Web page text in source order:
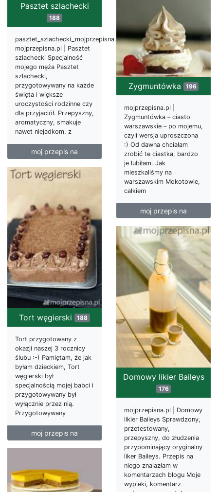
Pasztet szlachecki
188
pasztet_szlachecki_mojprzepisna.pl
mojprzepisna.pl | Pasztet
szlachecki Specjalność
mojego męża Pasztet
szlachecki,
przygotowywany na każde
święta i większe
uroczystości rodzinne czy
dla przyjaciół. Przepyszny,
aromatyczny, smakuje
nawet niejadkom, z
moj przepis na
Zygmuntówka 196
mojprzepisna.pl |
Zygmuntówka – ciasto
warszawskie – po mojemu,
czyli wersja uproszczona
:) Od dawna chciałam
zrobić te ciastka, bardzo
je lubiłam. Jak
mieszkaliśmy na
warszawskim Mokotowie,
całkiem
moj przepis na
Tort węgierski 188
Tort przygotowany z
okazji naszej 3 rocznicy
ślubu :-) Pamiętam, że jak
byłam dzieckiem, Tort
węgierski był
specjalnością mojej babci i
przygotowywany był
wyłącznie przez nią.
Przygotowywany
moj przepis na
Domowy likier Baileys
176
mojprzepisna.pl | Domowy
likier Baileys Sprawdzony,
przetestowany,
przepyszny, do złudzenia
przypominający oryginalny
liker Baileys. Przepis na
niego znalazłam w
komentarzach blogu Moje
wypieki, komentarz